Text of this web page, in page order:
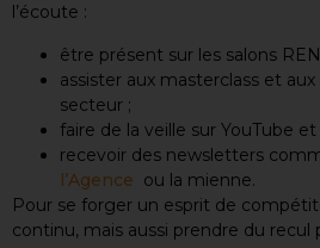
l’écoute :
être présent sur les salons
assister aux masterclass et
secteur ;
faire de la veille sur YouTube
recevoir des newsletters
l’Agence ou la mienne.
Pour se forger un esprit de
continu, mais aussi prendre du recul